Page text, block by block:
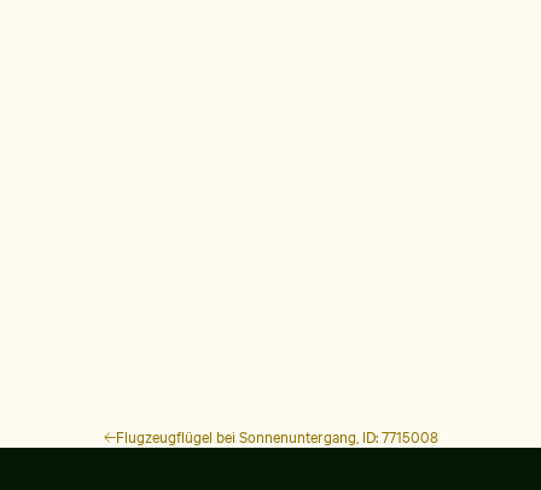
Flugzeugflügel bei Sonnenuntergang, ID: 7715008